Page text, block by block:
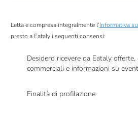
Letta e compresa integralmente l’Informativa
presto a Eataly i seguenti consensi:
Desidero ricevere da Eataly offerte,
commerciali e informazioni su
Finalità di profilazione